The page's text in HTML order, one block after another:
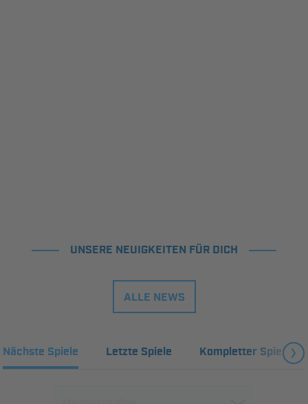
UNSERE NEUIGKEITEN FÜR DICH
ALLE NEWS
Nächste Spiele Letzte Spiele Kompletter Spielplan